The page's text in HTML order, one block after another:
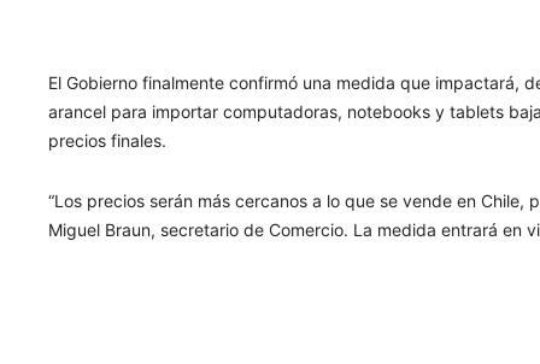
El Gobierno finalmente confirmó una medida que impactará,
arancel para importar computadoras, notebooks y tablets
precios finales.
“Los precios serán más cercanos a lo que se vende en
Miguel Braun, secretario de Comercio. La medida entrará en